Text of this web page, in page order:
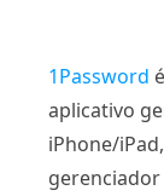
1Password
aplicativo
iPhone/